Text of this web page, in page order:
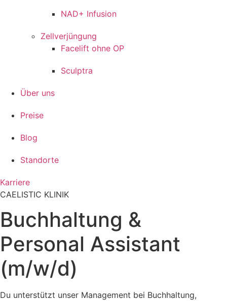
NAD+ Infusion
Zellverjüngung
Facelift ohne OP
Sculptra
Über uns
Preise
Blog
Standorte
Karriere
CAELISTIC KLINIK
Buchhaltung &
Personal Assistant
(m/w/d)
Du unterstützt unser Management bei Buchhaltung,